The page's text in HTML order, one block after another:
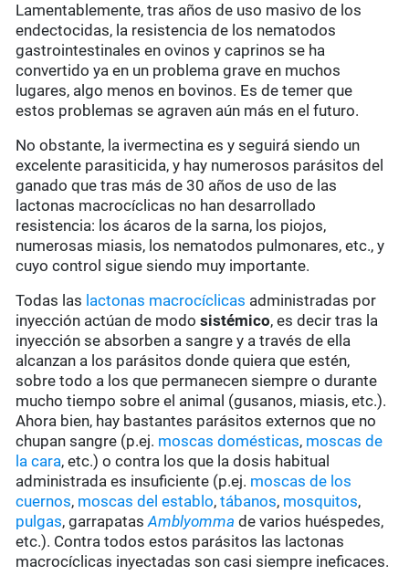
Lamentablemente, tras años de uso masivo de los
endectocidas, la resistencia de los nematodos
gastrointestinales en ovinos y caprinos se ha
convertido ya en un problema grave en muchos
lugares, algo menos en bovinos. Es de temer que
estos problemas se agraven aún más en el futuro.
No obstante, la ivermectina es y seguirá siendo un
excelente parasiticida, y hay numerosos parásitos del
ganado que tras más de 30 años de uso de las
lactonas macrocíclicas no han desarrollado
resistencia: los ácaros de la sarna, los piojos,
numerosas miasis, los nematodos pulmonares, etc., y
cuyo control sigue siendo muy importante.
Todas las lactonas macrocíclicas administradas por
inyección actúan de modosistémico, es decir tras la
inyección se absorben a sangre y a través de ella
alcanzan a los parásitos donde quiera que estén,
sobre todo a los que permanecen siempre o durante
mucho tiempo sobre el animal (gusanos, miasis, etc.).
Ahora bien, hay bastantes parásitos externos que no
chupan sangre (p.ej. moscas domésticas, moscas de
la cara, etc.) o contra los que la dosis habitual
administrada es insuficiente (p.ej. moscas de los
cuernos, moscas del establo,tábanos, mosquitos,
pulgas, garrapatasAmblyomma de varios huéspedes,
etc.). Contra todos estos parásitos las lactonas
macrocíclicas inyectadas son casi siempre ineficaces.